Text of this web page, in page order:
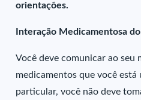
orientações.
Interação Medicamentosa
Você deve comunicar ao seu
medicamentos que você
particular, você não deve